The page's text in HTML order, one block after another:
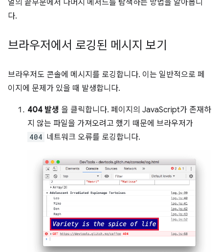
얼의 끝부분에서 나머지 메서드를 탐색하는 방법을 알아봅니
다.
브라우저에서 로깅된 메시지 보기
브라우저도 콘솔에 메시지를 로깅합니다. 이는 일반적으로 페
이지에 문제가 있을 때 발생합니다.
404 발생 을 클릭합니다. 페이지의 JavaScript가 존재하
지 않는 파일을 가져오려고 했기 때문에 브라우저가
404 네트워크 오류를 로깅합니다.